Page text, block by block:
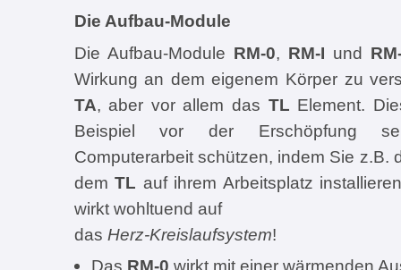
Die Aufbau-Module
Die Aufbau-Module RM-0, RM-I und
Wirkung an dem eigenem Körper zu
TA, aber vor allem das TL Element.
Beispiel vor der Erschöpfung
Computerarbeit schützen, indem Sie z.B.
dem TL auf ihrem Arbeitsplatz
wirkt wohltuend auf
das Herz-Kreislaufsystem!
Das RM-0 wirkt mit einer wärmenden